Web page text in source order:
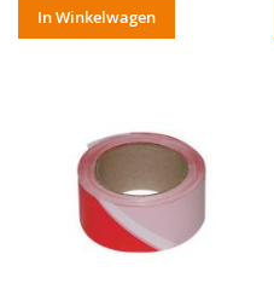
In Winkelwagen